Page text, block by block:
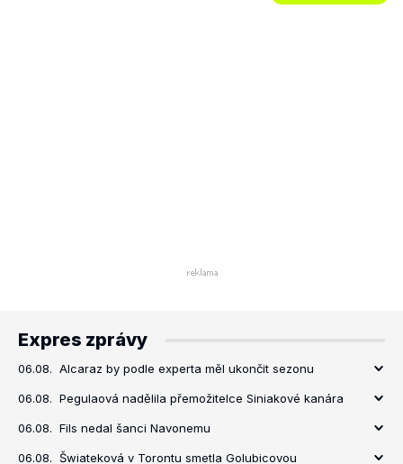
Expres zprávy
06.08. Alcaraz by podle experta měl ukončit sezonu
06.08. Pegulaová nadělila přemožitelce Siniakové kanára
06.08. Fils nedal šanci Navonemu
06.08. Šwiateková v Torontu smetla Golubicovou